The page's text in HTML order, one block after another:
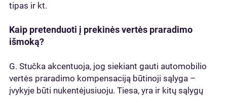
tipas ir kt.
Kaip pretenduoti į prekinės vertės praradimo
išmoką?
G. Stučka akcentuoja, jog siekiant gauti automobilio
vertės praradimo kompensaciją būtinoji sąlyga –
įvykyje būti nukentėjusiuoju. Tiesa, yra ir kitų sąlygų